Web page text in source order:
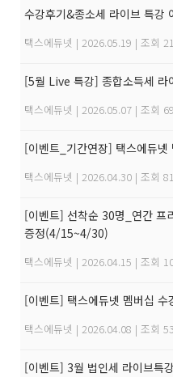
수강후기&종소세 라이브 특강
택스에듀넷 | 2026.05.19 | 조회
[5월 Live 특강] 종합소득세 라
택스에듀넷 | 2026.05.07 | 조회
[이벤트_기간연장] 택스에듀
택스에듀넷 | 2026.04.30 | 조회
[이벤트] 선착순 30명_연간 프
증정(4/15~4/30)
택스에듀넷 | 2026.04.15 | 조회
[이벤트] 택스에듀넷 멤버십
택스에듀넷 | 2026.04.08 | 조회
[이벤트] 3월 법인세 라이브특